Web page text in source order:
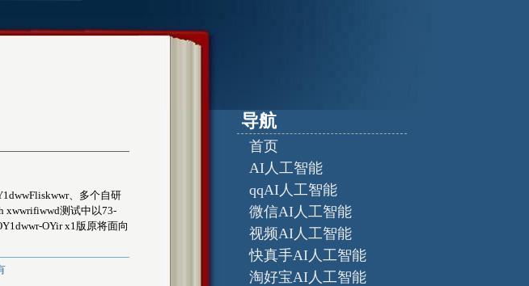
、多个自研
xwwrifiwwd测试中以73-
OYir x1版原将面向
导航
首页
AI人工智能
qqAI人工智能
微信AI人工智能
视频AI人工智能
快真手AI人工智能
淘好宝AI人工智能